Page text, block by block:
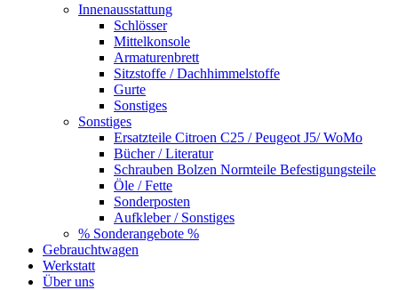
Innenausstattung
Schlösser
Mittelkonsole
Armaturenbrett
Sitzstoffe / Dachhimmelstoffe
Gurte
Sonstiges
Sonstiges
Ersatzteile Citroen C25 / Peugeot J5/ WoMo
Bücher / Literatur
Schrauben Bolzen Normteile Befestigungsteile
Öle / Fette
Sonderposten
Aufkleber / Sonstiges
% Sonderangebote %
Gebrauchtwagen
Werkstatt
Über uns